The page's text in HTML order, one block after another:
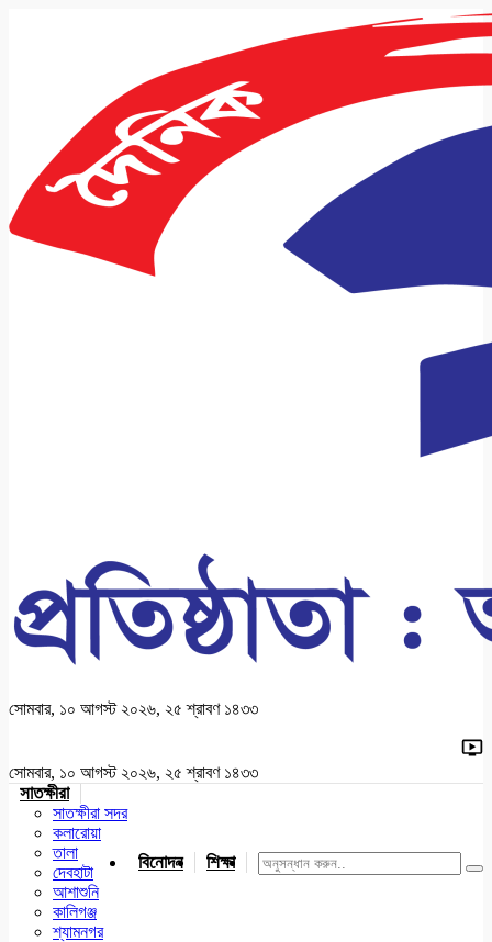
সোমবার, ১০ আগস্ট ২০২৬, ২৫ শ্রাবণ ১৪৩৩
সোমবার, ১০ আগস্ট ২০২৬, ২৫ শ্রাবণ ১৪৩৩
সাতক্ষীরা
সাতক্ষীরা সদর
কলারোয়া
তালা
দেবহাটা
আশাশুনি
কালিগঞ্জ
শ্যামনগর
বিনোদন শিক্ষা খেলাধুলা জাতীয় যশোর